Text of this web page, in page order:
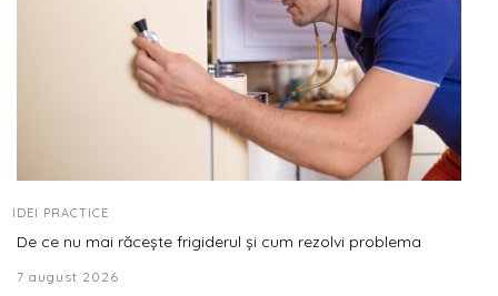
IDEI PRACTICE
De ce nu mai răcește frigiderul și cum rezolvi problema
7 august 2026